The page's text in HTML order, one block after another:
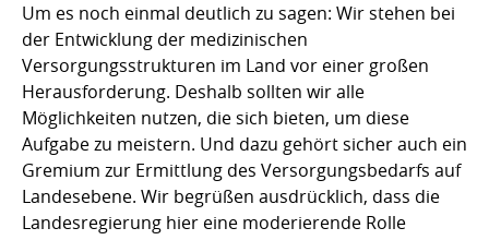
Um es noch einmal deutlich zu sagen: Wir stehen bei
der Entwicklung der medizinischen
Versorgungsstrukturen im Land vor einer großen
Herausforderung. Deshalb sollten wir alle
Möglichkeiten nutzen, die sich bieten, um diese
Aufgabe zu meistern. Und dazu gehört sicher auch ein
Gremium zur Ermittlung des Versorgungsbedarfs auf
Landesebene. Wir begrüßen ausdrücklich, dass die
Landesregierung hier eine moderierende Rolle